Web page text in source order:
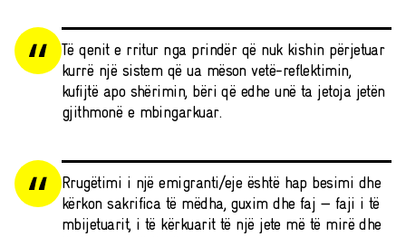
Të qenit e rritur nga prindër që nuk kishin përjetuar
kurrë një sistem që ua mëson vetë-reflektimin,
kufijtë apo shërimin, bëri që edhe unë ta jetoja jetën
gjithmonë e mbingarkuar.
Rrugëtimi i një emigranti/eje është hap besimi dhe
kërkon sakrifica të mëdha, guxim dhe faj — faji i të
mbijetuarit, i të kërkuarit të një jete më të mirë dhe